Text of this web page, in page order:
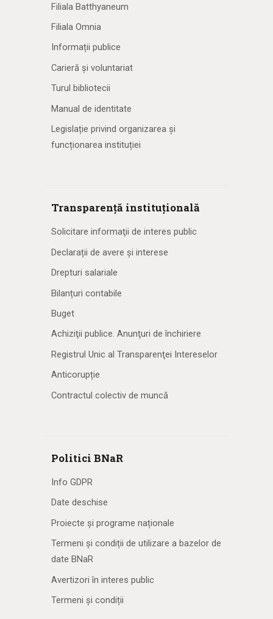
Filiala Batthyaneum
Filiala Omnia
Informații publice
Carieră și voluntariat
Turul bibliotecii
Manual de identitate
Legislație privind organizarea și
funcționarea instituției
Transparență instituțională
Solicitare informaţii de interes public
Declarații de avere și interese
Drepturi salariale
Bilanțuri contabile
Buget
Achiziţii publice. Anunţuri de închiriere
Registrul Unic al Transparenţei Intereselor
Anticorupție
Contractul colectiv de muncă
Politici BNaR
Info GDPR
Date deschise
Proiecte și programe naționale
Termeni și condiții de utilizare a bazelor de
date BNaR
Avertizori în interes public
Termeni și condiții